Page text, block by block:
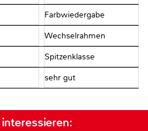
Farbwiedergabe
Wechselrahmen
Spitzenklasse
sehr gut